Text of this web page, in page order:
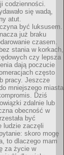
codzienności.
się wadą,
atut.
być luksusem.
już braku
czasem.
stania w korkach,
czy lepsza
dają poczucie
często
pracy. Jeszcze
mniejszego miasta
Dziś
zdalnie lub
obecność w
być
ludzie zaczęli
skoro mogę
to dlaczego mam
za życie w